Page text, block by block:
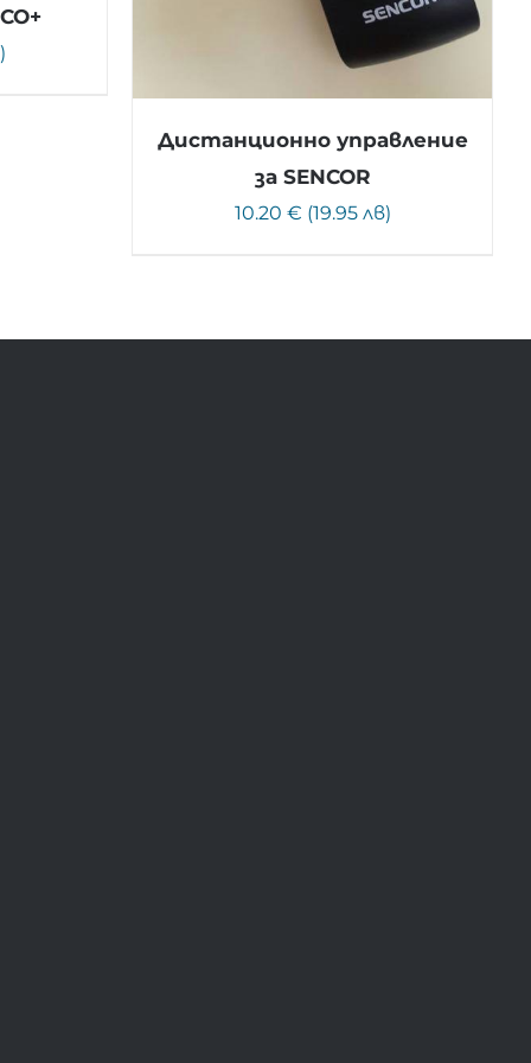
Дистанционно управление
за SENCOR
10.20 € (19.95 лв)